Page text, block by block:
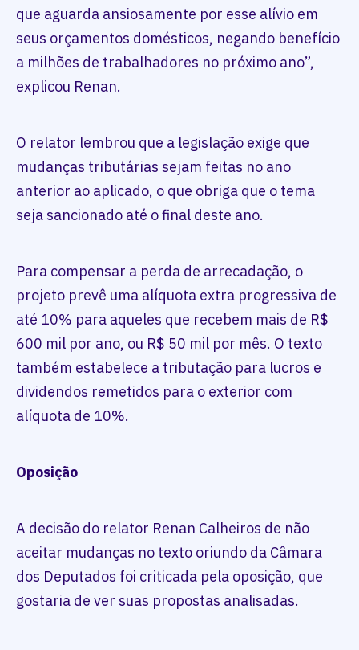
que aguarda ansiosamente por esse alívio em
seus orçamentos domésticos, negando benefício
a milhões de trabalhadores no próximo ano”,
explicou Renan.
O relator lembrou que a legislação exige que
mudanças tributárias sejam feitas no ano
anterior ao aplicado, o que obriga que o tema
seja sancionado até o final deste ano.
Para compensar a perda de arrecadação, o
projeto prevê uma alíquota extra progressiva de
até 10% para aqueles que recebem mais de R$
600 mil por ano, ou R$ 50 mil por mês. O texto
também estabelece a tributação para lucros e
dividendos remetidos para o exterior com
alíquota de 10%.
Oposição
A decisão do relator Renan Calheiros de não
aceitar mudanças no texto oriundo da Câmara
dos Deputados foi criticada pela oposição, que
gostaria de ver suas propostas analisadas.